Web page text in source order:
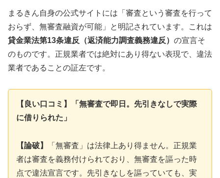
まるきん自身の公式サイトには「審査という審査を行って
おらず、無審査融資が可能」と明記されています。これは
貸金業法第13条違反（返済能力調査義務違反） の宣言そ
のものです。正規業者では絶対にあり得ない表現で、違法
業者であることの証左です。
【良い口コミ】「無審査で即日。先引きなしで実際
に借りられた」
【論破】
「無審査」は法律上あり得ません。正規業
者は審査を義務付けられており、無審査を謳った時
点で違法宣言です。先引きなしを謳っていても、実